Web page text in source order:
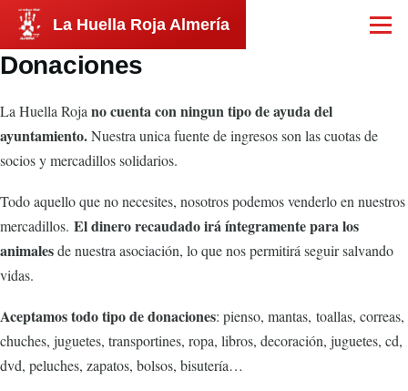
Pasar al contenido principal
La Huella Roja Almería Menú
Donaciones
La Huella Roja no cuenta con ningun tipo de ayuda del
ayuntamiento.Nuestra unica fuente de ingresos son las cuotas de
socios y mercadillos solidarios.
Todo aquello que no necesites, nosotros podemos venderlo en nuestros
mercadillos. El dinero recaudado irá íntegramente para los
animalesde nuestra asociación, lo que nos permitirá seguir salvando
vidas.
Aceptamos todo tipo de donaciones: pienso, mantas, toallas, correas,
chuches, juguetes, transportines, ropa, libros, decoración, juguetes, cd,
dvd, peluches, zapatos, bolsos, bisutería…